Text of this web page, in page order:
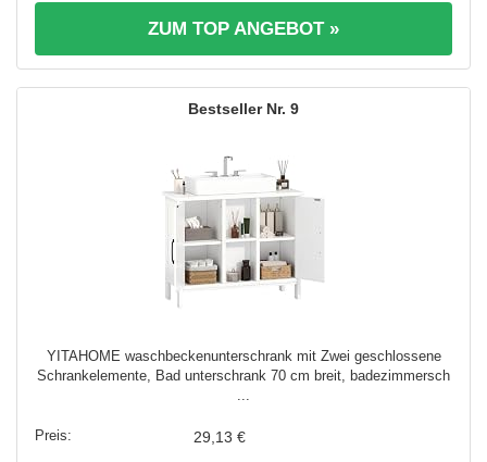
ZUM TOP ANGEBOT »
9
YITAHOME waschbeckenunterschrank mit Zwei geschlossene
Schrankelemente, Bad unterschrank 70 cm breit, badezimmersch
29,13 €